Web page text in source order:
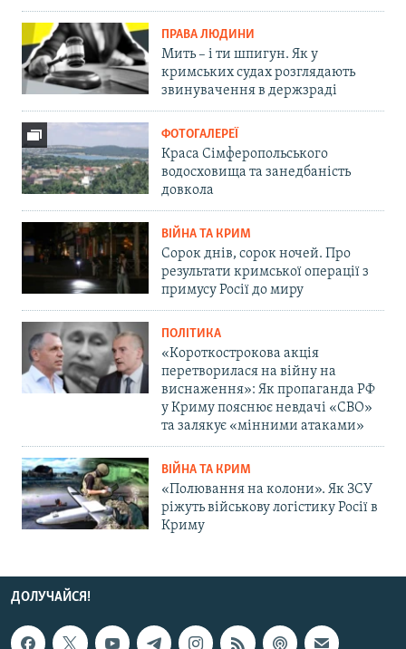
ПРАВА ЛЮДИНИ
Мить – і ти шпигун. Як у
кримських судах розглядають
звинувачення в держзраді
ФОТОГАЛЕРЕЇ
Краса Сімферопольського
водосховища та занедбаність
довкола
ВІЙНА ТА КРИМ
Сорок днів, сорок ночей. Про
результати кримської операції з
примусу Росії до миру
ПОЛІТИКА
«Короткострокова акція
перетворилася на війну на
виснаження»: Як пропаганда РФ
у Криму пояснює невдачі «СВО»
та залякує «мінними атаками»
ВІЙНА ТА КРИМ
«Полювання на колони». Як ЗСУ
ріжуть військову логістику Росії в
Криму
ДОЛУЧАЙСЯ!